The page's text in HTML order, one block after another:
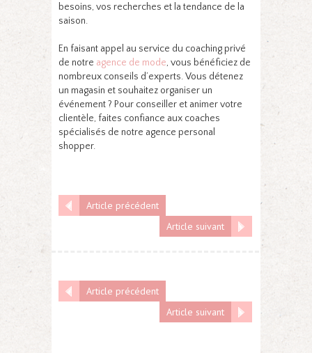
besoins, vos recherches et la tendance de la
saison.
En faisant appel au service du coaching privé
de notre agence de mode, vous bénéficiez de
nombreux conseils d’experts. Vous détenez
un magasin et souhaitez organiser un
événement ? Pour conseiller et animer votre
clientèle, faites confiance aux coaches
spécialisés de notre agence personal
shopper.
Article précédent
Article suivant
Article précédent
Article suivant